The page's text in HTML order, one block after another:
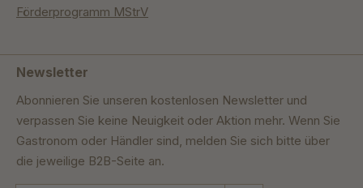
Förderprogramm MStrV
Newsletter
Abonnieren Sie unseren kostenlosen Newsletter und
verpassen Sie keine Neuigkeit oder Aktion mehr. Wenn Sie
Gastronom oder Händler sind, melden Sie sich bitte über
die jeweilige B2B-Seite an.